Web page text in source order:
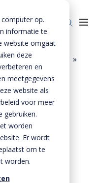
op.
informatie te
website omgaat
deze
en
meetgegevens
website als
voor meer
gebruiken.
worden
Er wordt
om te
worden.
»
»
210x105x80 mm